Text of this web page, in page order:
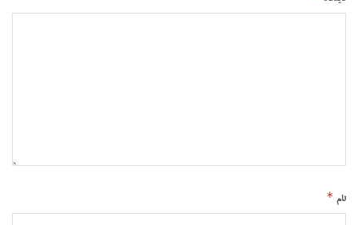
نام *